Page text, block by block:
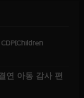
연 아동 감사 편